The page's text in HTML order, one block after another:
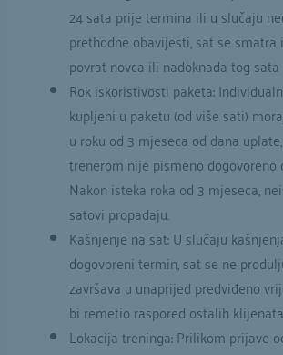
24 sata prije termina ili u slučaju
prethodne obavijesti, sat se
povrat novca ili nadoknada tog
Rok iskoristivosti paketa:
kupljeni u paketu (od više sati)
u roku od 3 mjeseca od dana
trenerom nije pismeno dogovoreno
Nakon isteka roka od 3 mjeseca,
satovi propadaju.
Kašnjenje na sat: U slučaju
dogovoreni termin, sat se ne
završava u unaprijed predviđeno
bi remetio raspored ostalih
Lokacija treninga: Prilikom prijave